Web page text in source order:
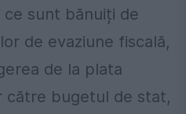
sunt bănuiți de
de evaziune fiscală,
de la plata
către bugetul de stat,